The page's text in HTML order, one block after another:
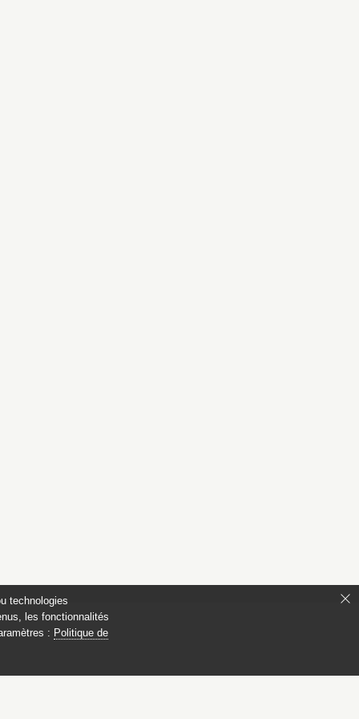
technologies
les fonctionnalités
: Politique de